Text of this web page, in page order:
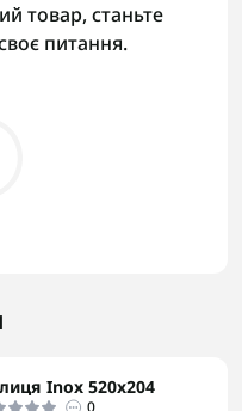
товар, станьте
питання.
Inox 520x204
0